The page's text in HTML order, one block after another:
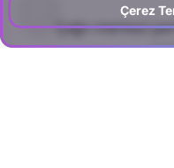
Çerez
Çağrı merkezi